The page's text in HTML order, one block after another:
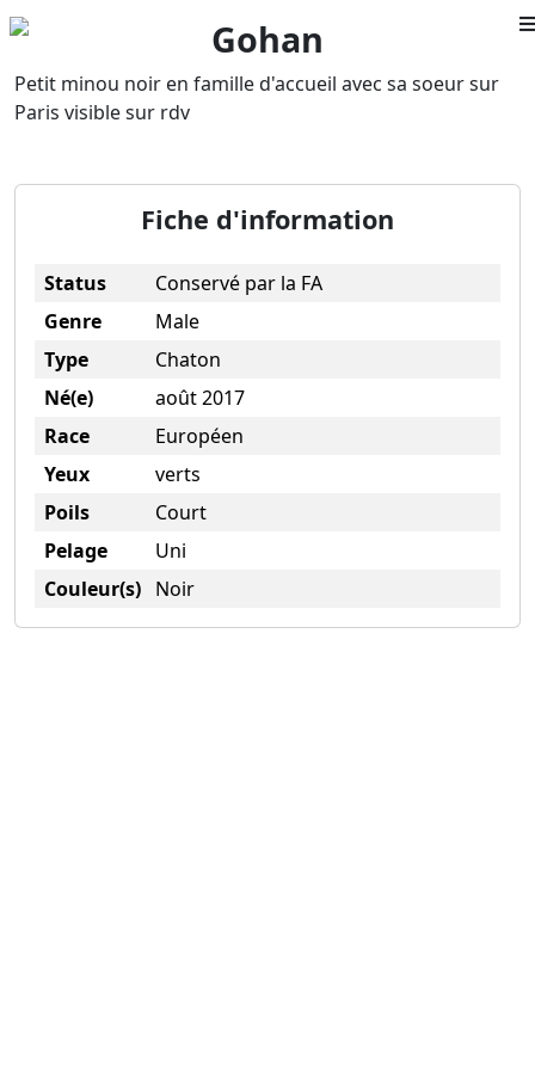
Devenir bénévole
Gohan
Petit minou noir en famille d'accueil avec sa soeur sur
Paris visible sur rdv
Fiche d'information
Status
Conservé par la FA
Genre
Male
Type
Chaton
Né(e)
août 2017
Race
Européen
Yeux
verts
Poils
Court
Pelage
Uni
Couleur(s) Noir